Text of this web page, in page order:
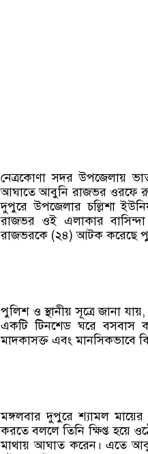
নেত্রকোণা সদর উপজেলায়
আঘাতে আবুনি রাজভর ওরফে
দুপুরে উপজেলার চল্লিশা
রাজভর ওই এলাকার
রাজভরকে (২৪) আটক করেছে
পুলিশ ও স্থানীয় সূত্রে জানা
একটি টিনশেড ঘরে বসবাস
মাদকাসক্ত এবং মানসিকভাবে
মঙ্গলবার দুপুরে শ্যামল
করতে বললে তিনি ক্ষিপ্ত হয়ে
মাথায় আঘাত করেন। এতে